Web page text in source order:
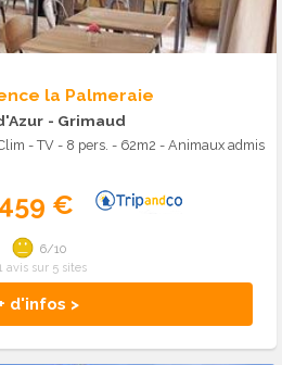
la Palmeraie
- Grimaud
- TV - 8 pers. - 62m2 - Animaux admis
459 €
+ d'infos >
6/10
avis sur 5 sites